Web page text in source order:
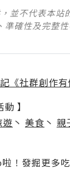
並不代表本站
準確性及完整
《社群創作有
】
遊 丶 美食 丶 親
！發掘更多吃